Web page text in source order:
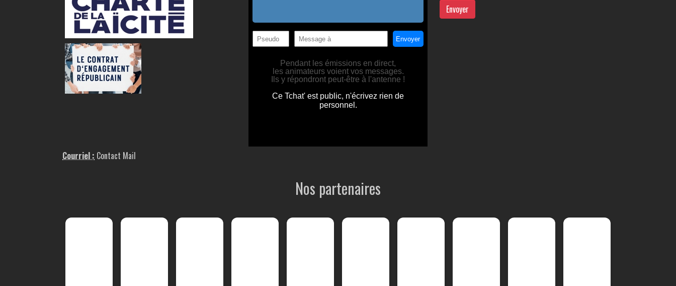
Courriel : Contact Mail
Envoyer
Nos partenaires